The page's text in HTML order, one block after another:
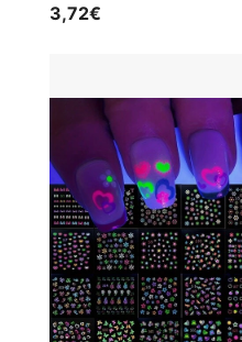
3,72€